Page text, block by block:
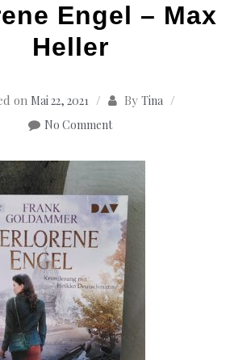
Engel – Max
Heller
on Mai 22, 2021 By Tina
No Comment